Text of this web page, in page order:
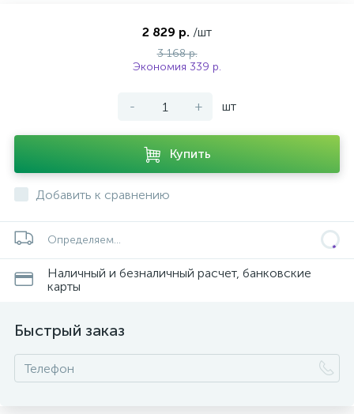
2 829 р. /шт
3 168 р.
Экономия 339 р.
- + шт
Купить
Добавить к сравнению
Определяем...
Наличный и безналичный расчет, банковские
карты
Быстрый заказ